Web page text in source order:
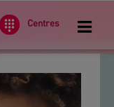
Centres